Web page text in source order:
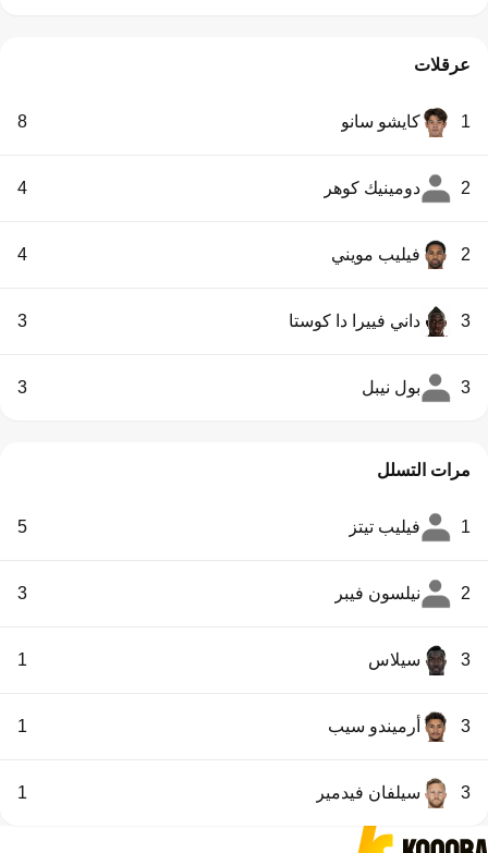
عرقلات
1 كايشو سانو 8
2 دومينيك كوهر 4
2 فيليب مويني 4
3 داني فييرا دا كوستا 3
3 بول نيبل 3
مرات التسلل
1 فيليب تيتز 5
2 نيلسون فيبر 3
3 سيلاس 1
3 أرميندو سيب 1
3 سيلفان فيدمير 1